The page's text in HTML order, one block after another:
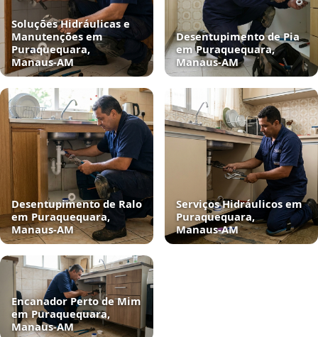
Soluções Hidráulicas e
Manutenções em
Puraquequara,
Manaus‑AM
Desentupimento de Pia
em Puraquequara,
Manaus‑AM
Desentupimento de Ralo
em Puraquequara,
Manaus‑AM
Serviços Hidráulicos em
Puraquequara,
Manaus‑AM
Encanador Perto de Mim
em Puraquequara,
Manaus‑AM